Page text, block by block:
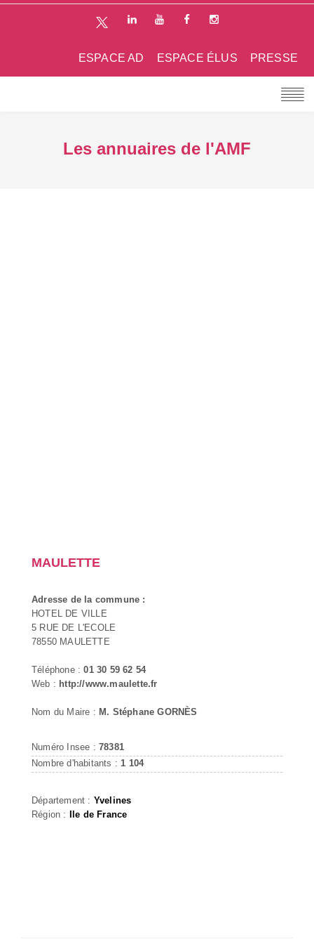
PRESSE
ESPACE ÉLUS
ESPACE AD
Les annuaires de l'AMF
MAULETTE
Adresse de la commune :
HOTEL DE VILLE
5 RUE DE L'ECOLE
78550 MAULETTE
Téléphone :01 30 59 62 54
Web : http://www.maulette.fr
Nom du Maire : M. Stéphane GORNÈS
Numéro Insee : 78381
Nombre d'habitants : 1 104
Département : Yvelines
Région : Ile de France